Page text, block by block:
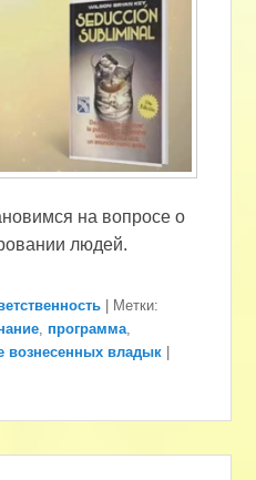
на вопросе о
людей.
Метки:
, программа,
вознесенных владык